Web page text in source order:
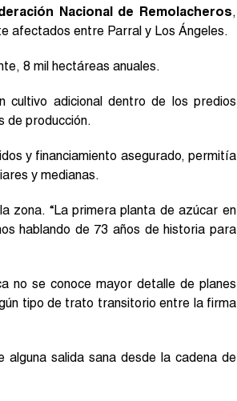
Nacional de Remolacheros,
afectados entre Parral y Los Ángeles.
8 mil hectáreas anuales.
cultivo adicional dentro de los predios
de producción.
y financiamiento asegurado, permitía
y medianas.
zona. “La primera planta de azúcar en
hablando de 73 años de historia para
no se conoce mayor detalle de planes
tipo de trato transitorio entre la firma
salida sana desde la cadena de